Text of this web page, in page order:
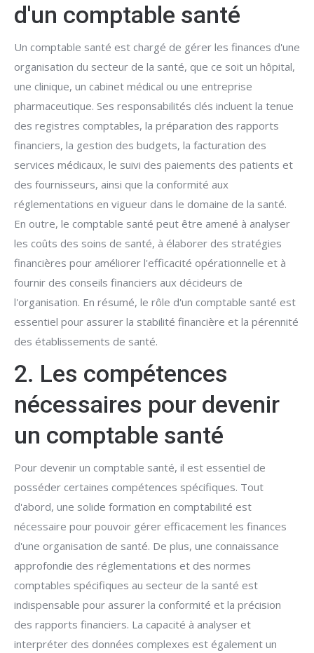
d'un comptable santé
Un comptable santé est chargé de gérer les finances d'une
organisation du secteur de la santé, que ce soit un hôpital,
une clinique, un cabinet médical ou une entreprise
pharmaceutique. Ses responsabilités clés incluent la tenue
des registres comptables, la préparation des rapports
financiers, la gestion des budgets, la facturation des
services médicaux, le suivi des paiements des patients et
des fournisseurs, ainsi que la conformité aux
réglementations en vigueur dans le domaine de la santé.
En outre, le comptable santé peut être amené à analyser
les coûts des soins de santé, à élaborer des stratégies
financières pour améliorer l'efficacité opérationnelle et à
fournir des conseils financiers aux décideurs de
l'organisation. En résumé, le rôle d'un comptable santé est
essentiel pour assurer la stabilité financière et la pérennité
des établissements de santé.
2. Les compétences
nécessaires pour devenir
un comptable santé
Pour devenir un comptable santé, il est essentiel de
posséder certaines compétences spécifiques. Tout
d'abord, une solide formation en comptabilité est
nécessaire pour pouvoir gérer efficacement les finances
d'une organisation de santé. De plus, une connaissance
approfondie des réglementations et des normes
comptables spécifiques au secteur de la santé est
indispensable pour assurer la conformité et la précision
des rapports financiers. La capacité à analyser et
interpréter des données complexes est également un